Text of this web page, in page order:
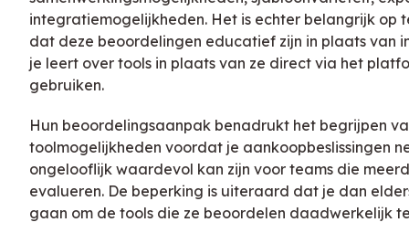
integratiemogelijkheden. Het is echter belangrijk op
dat deze beoordelingen educatief zijn in plaats van
je leert over tools in plaats van ze direct via het
gebruiken.
Hun beoordelingsaanpak benadrukt het begrijpen
toolmogelijkheden voordat je aankoopbeslissingen
ongelooflijk waardevol kan zijn voor teams die
evalueren. De beperking is uiteraard dat je dan
gaan om de tools die ze beoordelen daadwerkelijk